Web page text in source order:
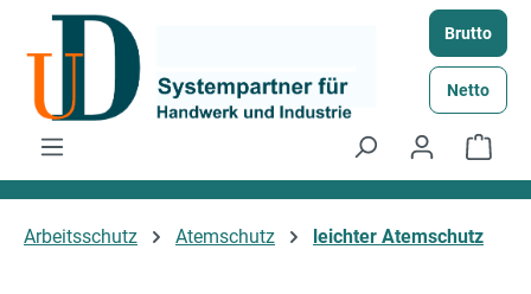
Zum Hauptinhalt springen Brutto
Netto
Arbeitsschutz Atemschutz leichter Atemschutz